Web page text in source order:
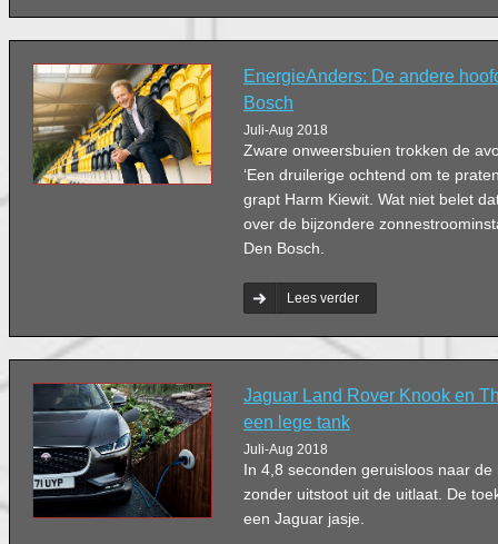
EnergieAnders: De andere
Bosch
Juli-Aug 2018
Zware onweersbuien trokken de
‘Een druilerige ochtend om te
grapt Harm Kiewit. Wat niet belet
over de bijzondere
Den Bosch.
Lees verder
Jaguar Land Rover Knook en
een lege tank
Juli-Aug 2018
In 4,8 seconden geruisloos naar
zonder uitstoot uit de uitlaat. De
een Jaguar jasje.